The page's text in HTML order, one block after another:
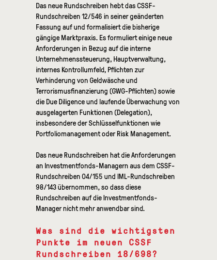
Das neue Rundschreiben hebt das CSSF-
Rundschreiben 12/546 in seiner geänderten
Fassung auf und formalisiert die bisherige
gängige Marktpraxis. Es formuliert einige neue
Anforderungen in Bezug auf die interne
Unternehmenssteuerung, Hauptverwaltung,
internes Kontrollumfeld, Pflichten zur
Verhinderung von Geldwäsche und
Terrorismusfinanzierung (GWG-Pflichten) sowie
die Due Diligence und laufende Überwachung von
ausgelagerten Funktionen (Delegation),
insbesondere der Schlüsselfunktionen wie
Portfoliomanagement oder Risk Management.
Das neue Rundschreiben hat die Anforderungen
an Investmentfonds-Managern aus dem CSSF-
Rundschreiben 04/155 und IML-Rundschreiben
98/143 übernommen, so dass diese
Rundschreiben auf die Investmentfonds-
Manager nicht mehr anwendbar sind.
Was sind die wichtigsten
Punkte im neuen CSSF
Rundschreiben 18/698?